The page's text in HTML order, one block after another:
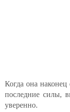
Когда она наконец
последние силы,
уверенно.